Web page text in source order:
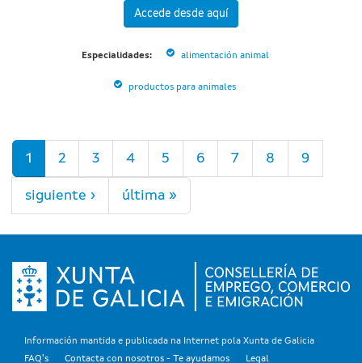
Accede desde aquí
Especialidades: alimentación animal
productos para animales
Páginas
1 2 3 4 5 6 7 8 9
siguiente › última »
Información mantida e publicada na Internet pola Xunta de Galicia
FAQ's
Contacta con nosotros - Te ayudamos Legal